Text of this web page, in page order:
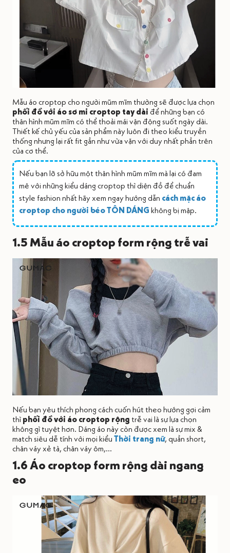
Mẫu áo croptop cho người mũm mĩm thường sẽ được lựa chọn
phối đồ với áo sơ mi croptop tay dài để những bạn có
thân hình mũm mĩm có thể thoải mái vận động suốt ngày dài.
Thiết kế chủ yếu của sản phẩm này luôn đi theo kiểu truyền
thống nhưng lại rất fit gần như vừa vặn với duy nhất phần trên
của cơ thể.
Nếu bạn lỡ sở hữu một thân hình mũm mĩm mà lại có đam
mê với những kiểu dáng croptop thì diện đồ để chuẩn
style fashion nhất hãy xem ngay hướng dẫn cách mặc áo
croptop cho người béo TÔN DÁNG không bị mập.
1.5 Mẫu áo croptop form rộng trễ vai
Nếu bạn yêu thích phong cách cuốn hút theo hướng gợi cảm
thì phối đồ với áo croptop rộng trễ vai là sự lựa chọn
không gì tuyệt hơn. Dáng áo này còn được xem là sự mix &
match siêu dễ tính với mọi kiểu Thời trang nữ, quần short,
chân váy xẻ tà, chân váy ôm,...
1.6 Áo croptop form rộng dài ngang
eo